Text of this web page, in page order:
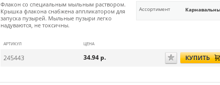
Флакон со специальным мыльным раствором.
Крышка флакона снабжена аппликатором для
запуска пузырей. Мыльные пузыри легко
надуваются, не токсичны.
Ассортимент
АРТИКУЛ ЦЕНА
245443 34.94 р. КУПИТЬ